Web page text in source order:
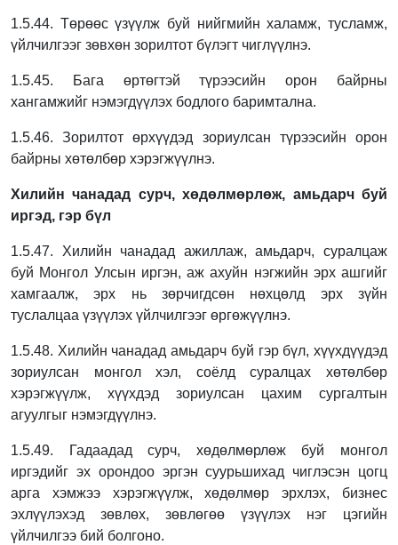
1.5.44. Төрөөс үзүүлж буй нийгмийн халамж, тусламж,
үйлчилгээг зөвхөн зорилтот бүлэгт чиглүүлнэ.
1.5.45. Бага өртөгтэй түрээсийн орон байрны
хангамжийг нэмэгдүүлэх бодлого баримтална.
1.5.46. Зорилтот өрхүүдэд зориулсан түрээсийн орон
байрны хөтөлбөр хэрэгжүүлнэ.
Хилийн чанадад сурч, хөдөлмөрлөж, амьдарч буй
иргэд, гэр бүл
1.5.47. Хилийн чанадад ажиллаж, амьдарч, суралцаж
буй Монгол Улсын иргэн, аж ахуйн нэгжийн эрх ашгийг
хамгаалж, эрх нь зөрчигдсөн нөхцөлд эрх зүйн
туслалцаа үзүүлэх үйлчилгээг өргөжүүлнэ.
1.5.48. Хилийн чанадад амьдарч буй гэр бүл, хүүхдүүдэд
зориулсан монгол хэл, соёлдсуралцах хөтөлбөр
хэрэгжүүлж, хүүхдэд зориулсан цахим сургалтын
агуулгыг нэмэгдүүлнэ.
1.5.49. Гадаадад сурч, хөдөлмөрлөж буй монгол
иргэдийг эх орондоо эргэн суурьшихад чиглэсэн цогц
арга хэмжээ хэрэгжүүлж, хөдөлмөр эрхлэх, бизнес
эхлүүлэхэд зөвлөх, зөвлөгөө үзүүлэх нэг цэгийн
үйлчилгээ бий болгоно.